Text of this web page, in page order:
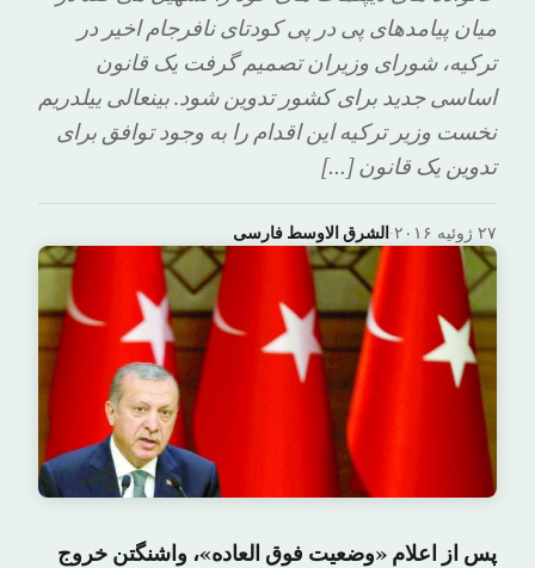
میان پیامدهای پی در پی کودتای نافرجام اخیر در
ترکیه، شورای وزیران تصمیم گرفت یک قانون
اساسی جدید برای کشور تدوین شود. بینعالی ییلدریم
نخست وزیر ترکیه این اقدام را به وجود توافق برای
تدوین یک قانون […]
الشرق الاوسط فارسی· ۲۷ ژوئیه ۲۰۱۶
پس از اعلام «وضعیت فوق العاده»، واشنگتن خروج